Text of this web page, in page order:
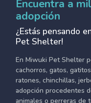
Encuentra a
adopción
¿Estás pensando
Pet Shelter!
En Miwuki Pet Shelter
cachorros, gatos,
ratones, chinchillas,
adopción procedentes
animales o perreras de